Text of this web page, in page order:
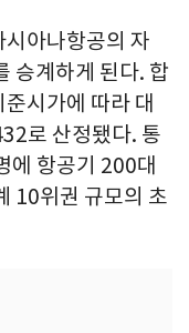
아나항공의 자
승계하게 된다. 합
시가에 따라 대
로 산정됐다. 통
에 항공기 200대
10위권 규모의 초